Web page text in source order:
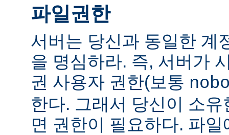
파일권한
서버는 당신과 동일한 계
을 명심하라. 즉, 서버가
권 사용자 권한(보통
한다. 그래서 당신이 소
면 권한이 필요하다. 파